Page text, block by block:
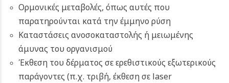
Ορμονικές μεταβολές, όπως αυτές που
παρατηρούνται κατά την έμμηνο ρύση
Καταστάσεις ανοσοκαταστολής ή μειωμένης
άμυνας του οργανισμού
Έκθεση του δέρματος σε ερεθιστικούς εξωτερικούς
παράγοντες (π.χ. τριβή, έκθεση σε laser